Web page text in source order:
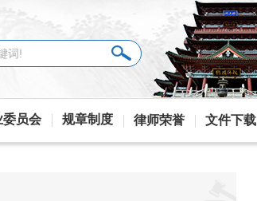
委员会 规章制度 律师荣誉 文件下载